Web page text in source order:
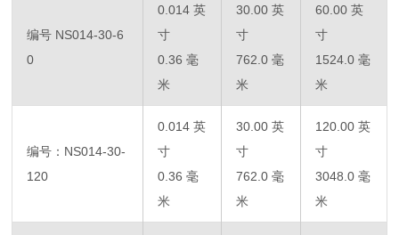
编号 NS014-30-6
0
0.014 英
寸
0.36 毫
米
30.00 英
寸
762.0 毫
米
60.00 英
寸
1524.0 毫
米
编号：NS014-30-
120
0.014 英
寸
0.36 毫
米
30.00 英
寸
762.0 毫
米
120.00 英
寸
3048.0 毫
米